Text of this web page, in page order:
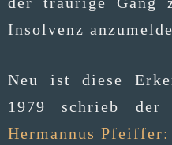
Insol­venz
Neu ist die­se
1979 schrieb der
Her­man­nus Pfeiffer: